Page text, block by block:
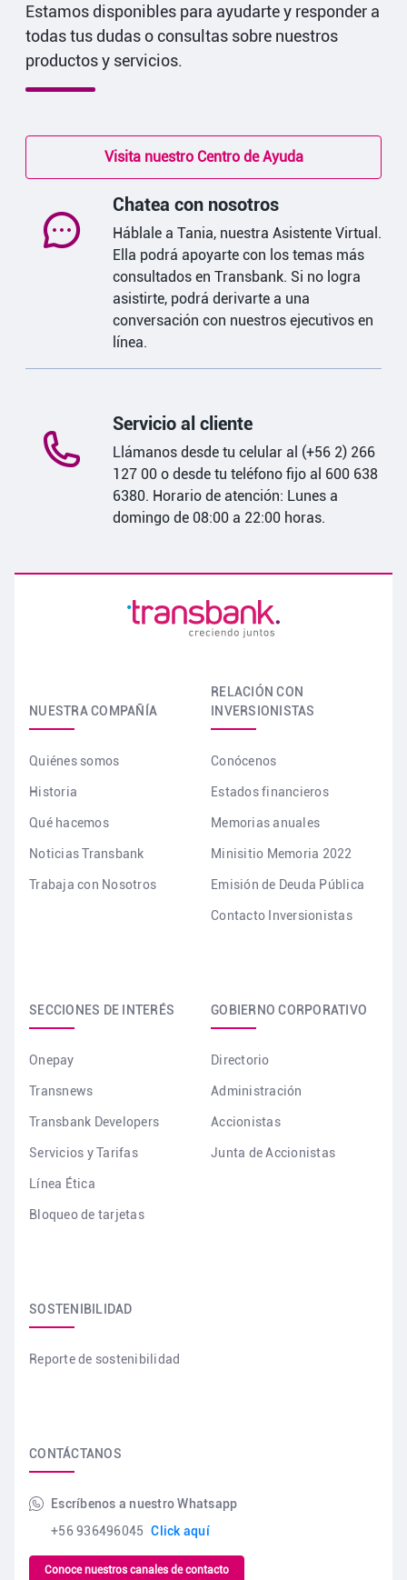
Estamos disponibles para ayudarte y responder a
todas tus dudas o consultas sobre nuestros
productos y servicios.
Visita nuestro Centro de Ayuda
Chatea con nosotros
Háblale a Tania, nuestra Asistente Virtual.
Ella podrá apoyarte con los temas más
consultados en Transbank. Si no logra
asistirte, podrá derivarte a una
conversación con nuestros ejecutivos en
línea.
Servicio al cliente
Llámanos desde tu celular al (+56 2) 266
127 00 o desde tu teléfono fijo al 600 638
6380. Horario de atención: Lunes a
domingo de 08:00 a 22:00 horas.
NUESTRA COMPAÑÍA
Quiénes somos
Historia
Qué hacemos
Noticias Transbank
Trabaja con Nosotros
RELACIÓN CON
INVERSIONISTAS
Conócenos
Estados financieros
Memorias anuales
Minisitio Memoria 2022
Emisión de Deuda Pública
Contacto Inversionistas
SECCIONES DE INTERÉS
Onepay
Transnews
Transbank Developers
Servicios y Tarifas
Línea Ética
Bloqueo de tarjetas
GOBIERNO CORPORATIVO
Directorio
Administración
Accionistas
Junta de Accionistas
SOSTENIBILIDAD
Reporte de sostenibilidad
CONTÁCTANOS
Escríbenos a nuestro Whatsapp
+56 936496045 Click aquí
Conoce nuestros canales de contacto